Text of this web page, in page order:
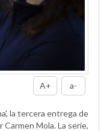
A+ a-
la tercera entrega de
Carmen Mola. La serie,